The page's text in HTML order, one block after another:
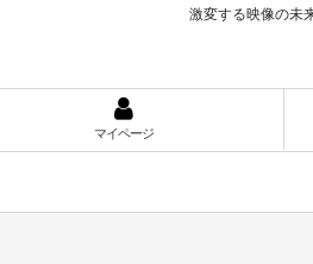
激変する映像の未
マイページ